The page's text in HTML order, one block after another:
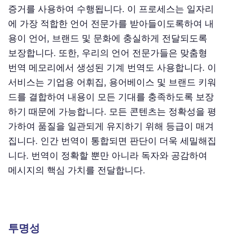
증거를 사용하여 수행됩니다. 이 프로세스는 일자리
에 가장 적합한 언어 전문가를 받아들이도록하여 내
용이 언어, 브랜드 및 문화에 충실하게 전달되도록
보장합니다. 또한, 우리의 언어 전문가들은 맞춤형
번역 메모리에서 생성된 기계 번역도 사용합니다. 이
서비스는 기업용 어휘집, 용어베이스 및 브랜드 키워
드를 결합하여 내용이 모든 기대를 충족하도록 보장
하기 때문에 가능합니다. 모든 콘텐츠는 정확성을 평
가하여 품질을 일관되게 유지하기 위해 등급이 매겨
집니다. 인간 번역이 통합되면 판단이 더욱 세밀해집
니다. 번역이 정확할 뿐만 아니라 독자와 공감하여
메시지의 핵심 가치를 전달합니다.
투명성